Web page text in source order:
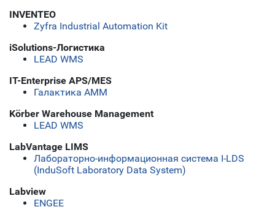
INVENTEO
Zyfra Industrial Automation Kit
iSolutions-Логистика
LEAD WMS
IT-Enterprise APS/MES
Галактика АММ
Körber Warehouse Management
LEAD WMS
LabVantage LIMS
Лабораторно-информационная система I-LDS
(InduSoft Laboratory Data System)
Labview
ENGEE